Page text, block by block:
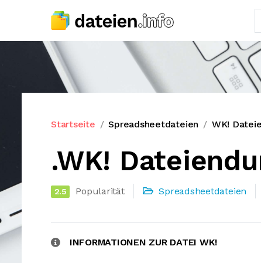
Startseite Spreadsheetdateien WK!
.WK!
2.5 Popularität Spreadsheetdateien
INFORMATIONEN ZUR DATEI WK!